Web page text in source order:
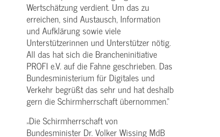
Wertschätzung verdient. Um das zu
erreichen, sind Austausch, Information
und Aufklärung sowie viele
Unterstützerinnen und Unterstützer nötig.
All das hat sich die Brancheninitiative
PROFI e.V. auf die Fahne geschrieben. Das
Bundesministerium für Digitales und
Verkehr begrüßt das sehr und hat deshalb
gern die Schirmherrschaft übernommen.“
„Die Schirmherrschaft von
Bundesminister Dr. Volker Wissing MdB